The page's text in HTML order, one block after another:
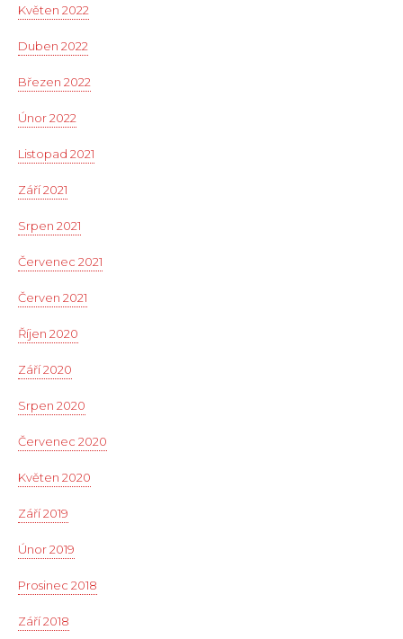
Květen 2022
Duben 2022
Březen 2022
Únor 2022
Listopad 2021
Září 2021
Srpen 2021
Červenec 2021
Červen 2021
Říjen 2020
Září 2020
Srpen 2020
Červenec 2020
Květen 2020
Září 2019
Únor 2019
Prosinec 2018
Září 2018